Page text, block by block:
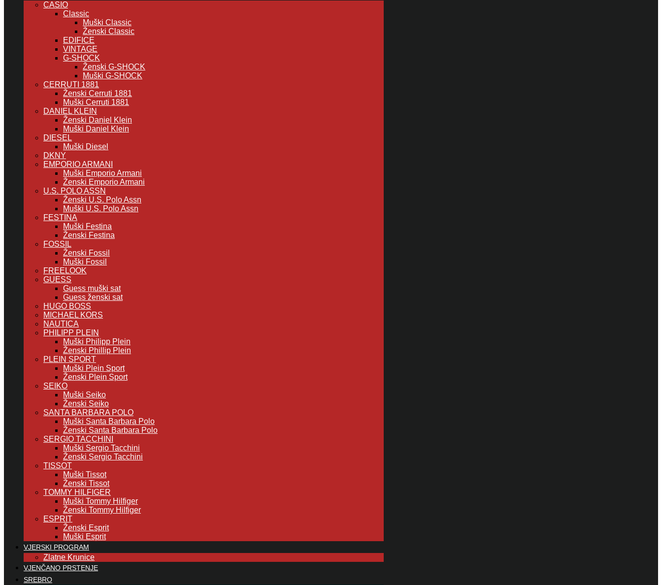
CASIO
Classic
Muški Classic
Ženski Classic
EDIFICE
VINTAGE
G-SHOCK
Ženski G-SHOCK
Muški G-SHOCK
CERRUTI 1881
Ženski Cerruti 1881
Muški Cerruti 1881
DANIEL KLEIN
Ženski Daniel Klein
Muški Daniel Klein
DIESEL
Muški Diesel
DKNY
EMPORIO ARMANI
Muški Emporio Armani
Ženski Emporio Armani
U.S. POLO ASSN
Ženski U.S. Polo Assn
Muški U.S. Polo Assn
FESTINA
Muški Festina
Ženski Festina
FOSSIL
Ženski Fossil
Muški Fossil
FREELOOK
GUESS
Guess muški sat
Guess ženski sat
HUGO BOSS
MICHAEL KORS
NAUTICA
PHILIPP PLEIN
Muški Philipp Plein
Ženski Phillip Plein
PLEIN SPORT
Muški Plein Sport
Ženski Plein Sport
SEIKO
Muški Seiko
Ženski Seiko
SANTA BARBARA POLO
Muški Santa Barbara Polo
Ženski Santa Barbara Polo
SERGIO TACCHINI
Muški Sergio Tacchini
Ženski Sergio Tacchini
TISSOT
Muški Tissot
Ženski Tissot
TOMMY HILFIGER
Muški Tommy Hilfiger
Ženski Tommy Hilfiger
ESPRIT
Ženski Esprit
Muški Esprit
VJERSKI PROGRAM
Zlatne Krunice
VJENČANO PRSTENJE
SREBRO